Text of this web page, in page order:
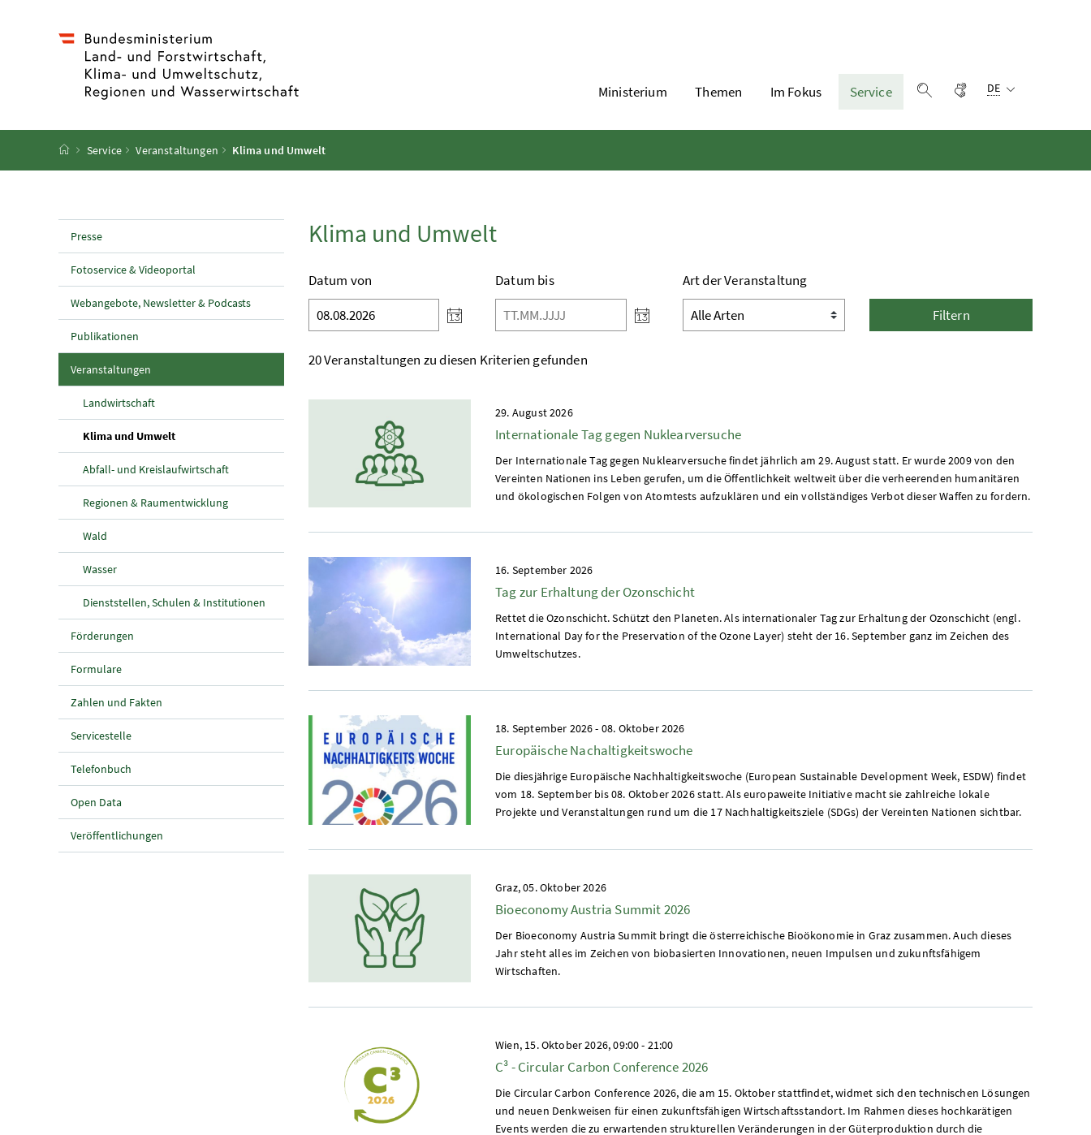
Ministerium Themen Im Fokus
Service
Gebärdensprache
DE
Startseite
Service Veranstaltungen Klima und Umwelt
Presse
Fotoservice & Videoportal
Webangebote, Newsletter & Podcasts
Publikationen
Veranstaltungen(aktuelle Seite)
Landwirtschaft
Klima und Umwelt(aktuelle Seite)
Abfall- und Kreislaufwirtschaft
Regionen & Raumentwicklung
Wald
Wasser
Dienststellen, Schulen & Institutionen
Förderungen
Formulare
Zahlen und Fakten
Servicestelle
Telefonbuch
Open Data
Veröffentlichungen
Klima und Umwelt
Datum von Datum bis
Art der Veranstaltung
Filtern
20 Veranstaltungen zu diesen Kriterien gefunden
29. August 2026
Internationale Tag gegen Nuklearversuche
Der Internationale Tag gegen Nuklearversuche findet jährlich am 29. August statt. Er wurde 2009 von den
Vereinten Nationen ins Leben gerufen, um die Öffentlichkeit weltweit über die verheerenden humanitären
und ökologischen Folgen von Atomtests aufzuklären und ein vollständiges Verbot dieser Waffen zu fordern.
16. September 2026
Tag zur Erhaltung der Ozonschicht
Rettet die Ozonschicht. Schützt den Planeten. Als internationaler Tag zur Erhaltung der Ozonschicht (engl.
International Day for the Preservation of the Ozone Layer) steht der 16. September ganz im Zeichen des
Umweltschutzes.
18. September 2026- 08. Oktober 2026
Europäische Nachaltigkeitswoche
Die diesjährige Europäische Nachhaltigkeitswoche (European Sustainable Development Week, ESDW) findet
vom 18. September bis 08. Oktober 2026 statt. Als europaweite Initiative macht sie zahlreiche lokale
Projekte und Veranstaltungen rund um die 17 Nachhaltigkeitsziele (SDGs) der Vereinten Nationen sichtbar.
Graz,05. Oktober 2026
Bioeconomy Austria Summit 2026
Der Bioeconomy Austria Summit bringt die österreichische Bioökonomie in Graz zusammen. Auch dieses
Jahr steht alles im Zeichen von biobasierten Innovationen, neuen Impulsen und zukunftsfähigem
Wirtschaften.
Wien, 15. Oktober 2026, 09:00- 21:00
C³ - Circular Carbon Conference 2026
Die Circular Carbon Conference 2026, die am 15. Oktober stattfindet, widmet sich den technischen Lösungen
und neuen Denkweisen für einen zukunftsfähigen Wirtschaftsstandort. Im Rahmen dieses hochkarätigen
Events werden die zu erwartenden strukturellen Veränderungen in der Güterproduktion durch die